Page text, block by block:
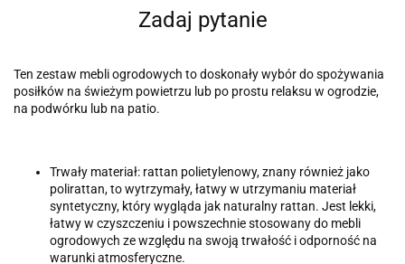
Zadaj pytanie
Ten zestaw mebli ogrodowych to doskonały wybór do spożywania
posiłków na świeżym powietrzu lub po prostu relaksu w ogrodzie,
na podwórku lub na patio.
Trwały materiał: rattan polietylenowy, znany również jako
polirattan, to wytrzymały, łatwy w utrzymaniu materiał
syntetyczny, który wygląda jak naturalny rattan. Jest lekki,
łatwy w czyszczeniu i powszechnie stosowany do mebli
ogrodowych ze względu na swoją trwałość i odporność na
warunki atmosferyczne.